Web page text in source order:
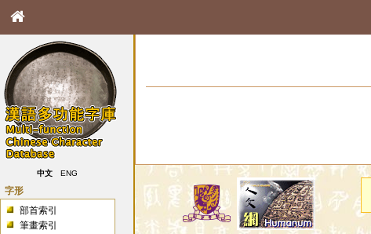
中文 ENG
字形
部首索引
筆畫索引